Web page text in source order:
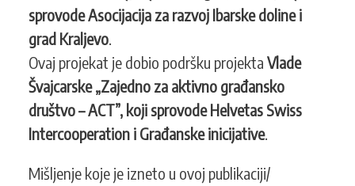
sprovode Asocijacija za razvoj Ibarske doline i
grad Kraljevo.
Ovaj projekat je dobio podršku projekta Vlade
Švajcarske „Zajedno za aktivno građansko
društvo – ACT”, koji sprovode Helvetas Swiss
Intercooperation i Građanske inicijative.
Mišljenje koje je izneto u ovoj publikaciji/